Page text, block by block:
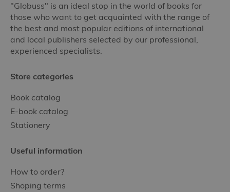
"Globuss" is an ideal stop in the world of books for
those who want to get acquainted with the range of
the best and most popular editions of international
and local publishers selected by our professional,
experienced specialists.
Store categories
Book catalog
E-book catalog
Stationery
Useful information
How to order?
Shoping terms